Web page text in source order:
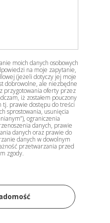
moich danych osobowych
na moje zapytanie,
(jeżeli dotyczy jej moje
dobrowolne, ale niezbędne
przygotowania oferty przez
iż zostałem pouczony
tj. prawie dostępu do treści
sprostowania, usunięcia
ograniczenia
danych, prawie
danych oraz prawie do
danych w dowolnym
przetwarzania przed
zgody.